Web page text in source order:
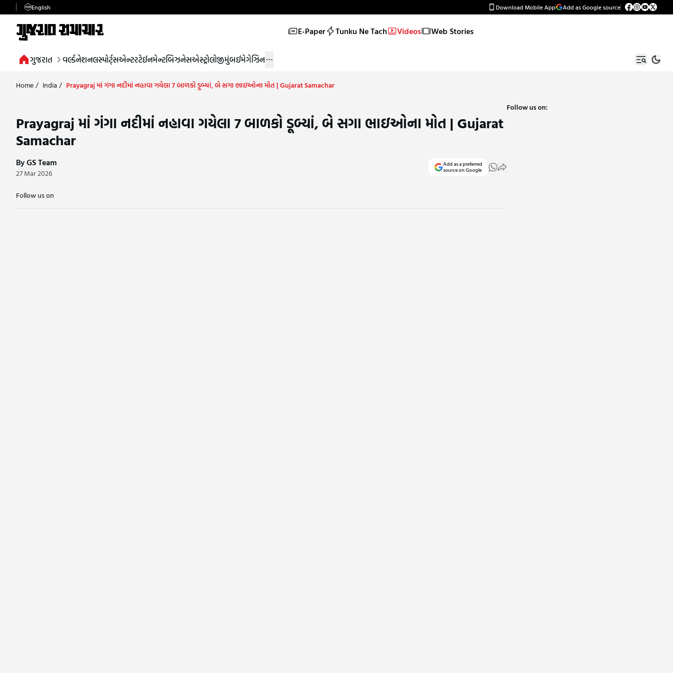
English Download Mobile App Add as Google source
E-Paper Tunku Ne Tach Videos Web Stories
ગુજરાત વર્લ્ડનેશનલસ્પોર્ટ્સએન્ટરટેઈનમેન્ટબિઝનેસએસ્ટ્રોલોજીમુંબઈમેગેઝિન
Home/ India / Prayagraj માં ગંગા નદીમાં નહાવા ગયેલા 7 બાળકો ડૂબ્યાં, બે સગા ભાઇઓના મોત | Gujarat Samachar
Prayagraj માં ગંગા નદીમાં નહાવા ગયેલા 7 બાળકો ડૂબ્યાં, બે સગા ભાઇઓના મોત | Gujarat
Samachar
By GS Team
27 Mar 2026
Add as a preferred
source on Google
Follow us on
Follow us on: